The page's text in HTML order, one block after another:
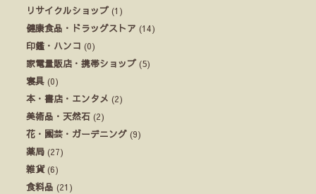
リサイクルショップ (1)
健康食品・ドラッグストア (14)
印鑑・ハンコ (0)
家電量販店・携帯ショップ (5)
寝具 (0)
本・書店・エンタメ (2)
美術品・天然石 (2)
花・園芸・ガーデニング (9)
薬局 (27)
雑貨(6)
食料品 (21)